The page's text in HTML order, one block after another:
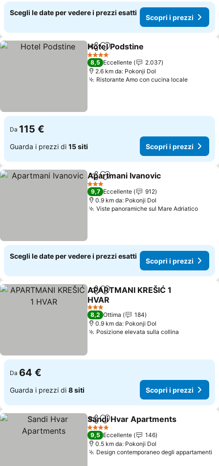
Scegli le date per vedere i prezzi esatti
Scopri i prezzi
CondividiAggiungi ai preferiti
Hotel Podstine
4 Stelle
8,5 Eccellente
2.037
2.6 km da: Pokonji Dol
Ristorante Amo con cucina locale
Da 115 €
Guarda i prezzi di 15 siti Scopri i prezzi
CondividiAggiungi ai preferiti
Apartmani Ivanovic
3 Stelle
9,7 Eccellente
912
0.9 km da: Pokonji Dol
Viste panoramiche sul Mare Adriatico
Scegli le date per vedere i prezzi esatti
Scopri i prezzi
CondividiAggiungi ai preferiti
APARTMANI KREŠIĆ 1
HVAR
3 Stelle
8,2 Ottima
184
0.9 km da: Pokonji Dol
Posizione elevata sulla collina
Da 64 €
Guarda i prezzi di 8 siti Scopri i prezzi
CondividiAggiungi ai preferiti
Sandi Hvar Apartments
4 Stelle
9,5 Eccellente
146
0.5 km da: Pokonji Dol
Design contemporaneo degli appartamenti